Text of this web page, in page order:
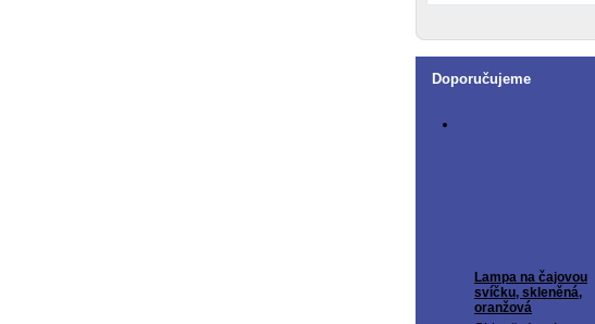
Doporučujeme
Lampa na čajovou
svíčku, skleněná,
oranžová